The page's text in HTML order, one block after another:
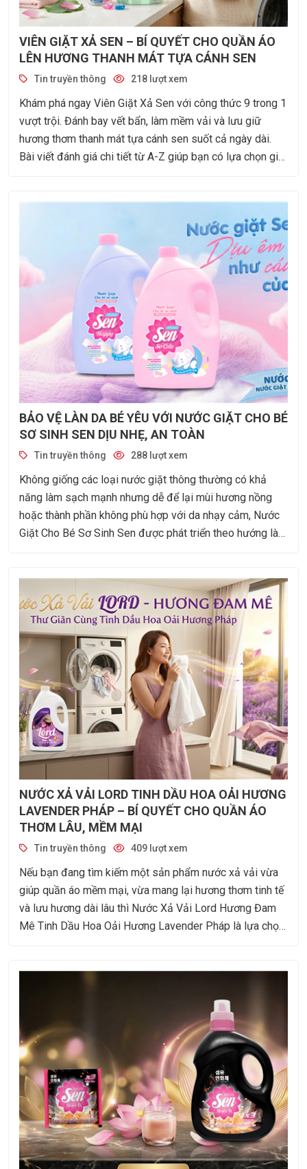
VIÊN GIẶT XẢ SEN – BÍ QUYẾT CHO QUẦN ÁO
LÊN HƯƠNG THANH MÁT TỰA CÁNH SEN
Tin truyền thông 218 lượt xem
Khám phá ngay Viên Giặt Xả Sen với công thức 9 trong 1
vượt trội. Đánh bay vết bẩn, làm mềm vải và lưu giữ
hương thơm thanh mát tựa cánh sen suốt cả ngày dài.
Bài viết đánh giá chi tiết từ A-Z giúp bạn có lựa chọn giặt
BẢO VỆ LÀN DA BÉ YÊU VỚI NƯỚC GIẶT CHO BÉ
SƠ SINH SEN DỊU NHẸ, AN TOÀN
Tin truyền thông 288 lượt xem
Không giống các loại nước giặt thông thường có khả
năng làm sạch mạnh nhưng dễ để lại mùi hương nồng
hoặc thành phần không phù hợp với da nhạy cảm, Nước
Giặt Cho Bé Sơ Sinh Sen được phát triển theo hướng làm
NƯỚC XẢ VẢI LORD TINH DẦU HOA OẢI HƯƠNG
LAVENDER PHÁP – BÍ QUYẾT CHO QUẦN ÁO
THƠM LÂU, MỀM MẠI
Tin truyền thông 409 lượt xem
Nếu bạn đang tìm kiếm một sản phẩm nước xả vải vừa
giúp quần áo mềm mại, vừa mang lại hương thơm tinh tế
và lưu hương dài lâu thì Nước Xả Vải Lord Hương Đam
Mê Tinh Dầu Hoa Oải Hương Lavender Pháp là lựa chọn